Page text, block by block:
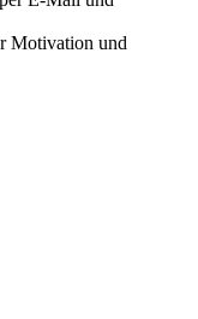
Motivation und